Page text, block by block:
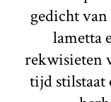
gedicht
lametta
rekwisieten
tijd stilstaat